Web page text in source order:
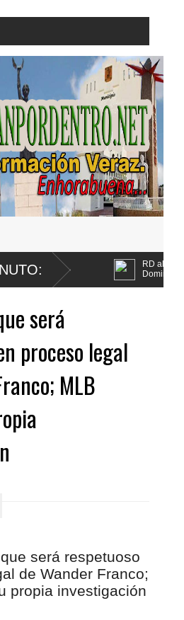
RD alcanza 118 medallas; sube
Domingo 2026
Jet Set
será
proceso legal
MLB